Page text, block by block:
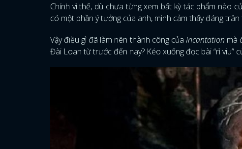
Chính vì thế, dù chưa từng xem bất kỳ tác phẩm nào
có một phần ý tưởng của anh, mình cảm thấy đáng
Vậy điều gì đã làm nên thành công của Incantation mà
Đài Loan từ trước đến nay? Kéo xuống đọc bài “rì viu”